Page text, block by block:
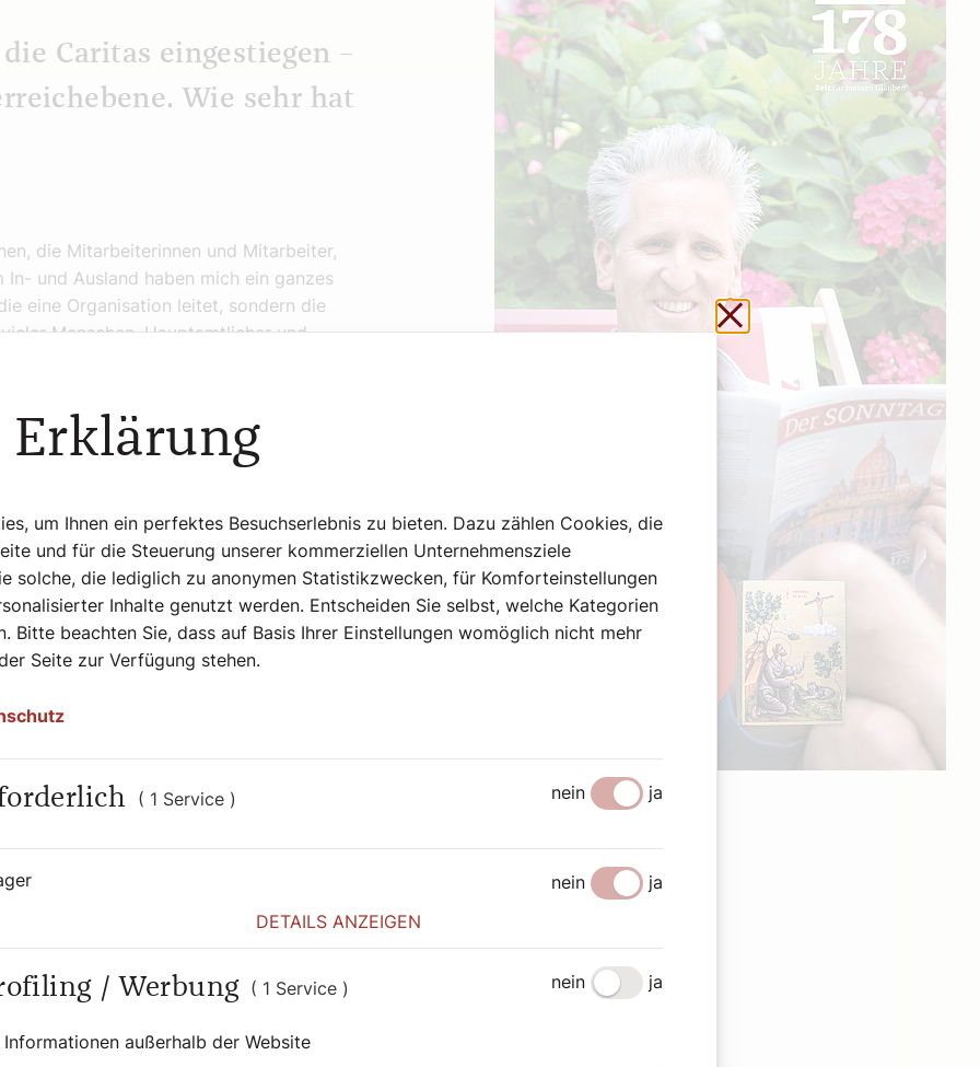
Caritas eingestiegen –
Wie sehr hat
die Mitarbeiterinnen und Mitarbeiter,
und Ausland haben mich ein ganzes
eine Organisation leitet, sondern die
Menschen, Hauptamtlicher und
im Gebet begleiten.
ganz oft viel Hoffnung und
hier bei uns gibt, die spüren, dass
besteht, sich nur um das eigene Glück
Diese Grundmelodie der Hoffnung
insgesamt in solchen Begegnungen
Hochkonjunktur haben.
Biochemiker. Die
dann ein anderes
Sie Begegnungen,
Priester?
Das war ich am Westbahnhof, und ich
hatte im Bereich der
getrunken und dann haben sie mich
Ich habe einen Augenblick gezögert.
bin ich mit ihnen ins Gespräch
mir nachklingt.
mit Behinderungen geht, oder um
Schließen ohne zu
Erklärung
um Ihnen ein perfektes Besuchserlebnis zu bieten. Dazu zählen Cookies, die
und für die Steuerung unserer kommerziellen Unternehmensziele
solche, die lediglich zu anonymen Statistikzwecken, für Komforteinstellungen
Inhalte genutzt werden. Entscheiden Sie selbst, welche Kategorien
Bitte beachten Sie, dass auf Basis Ihrer Einstellungen womöglich nicht mehr
Seite zur Verfügung stehen.
( 1 Service ) nein ja
nein
ja
DETAILS ANZEIGEN
/ Werbung ( 1 Service )
außerhalb der Website
nein ja